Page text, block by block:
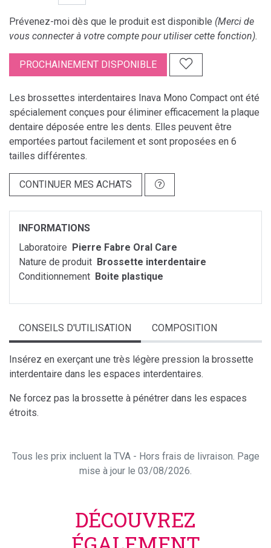
Prévenez-moi dès que le produit est disponible (Merci de
vous connecter à votre compte pour utiliser cette fonction).
PROCHAINEMENT DISPONIBLE
Les brossettes interdentaires Inava Mono Compact ont été
spécialement conçues pour éliminer efficacement la plaque
dentaire déposée entre les dents. Elles peuvent être
emportées partout facilement et sont proposées en 6
tailles différentes.
CONTINUER MES ACHATS
INFORMATIONS
Laboratoire Pierre Fabre Oral Care
Nature de produit Brossette interdentaire
Conditionnement Boite plastique
CONSEILS D'UTILISATION COMPOSITION
Insérez en exerçant une très légère pression la brossette
interdentaire dans les espaces interdentaires.
Ne forcez pas la brossette à pénétrer dans les espaces
étroits.
Tous les prix incluent la TVA - Hors frais de livraison. Page
mise à jour le 03/08/2026.
DÉCOUVREZ